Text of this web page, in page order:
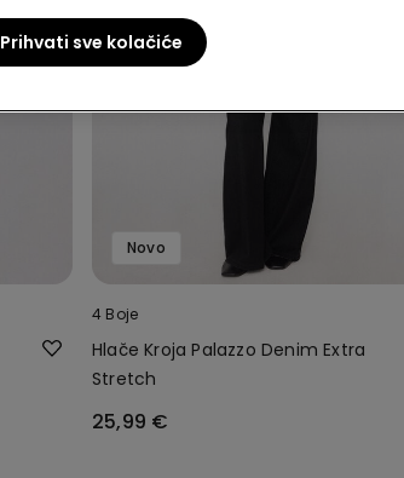
Novo
4 Boje
Hlače Kroja Palazzo Denim Extra
Stretch
25,99 €
Prihvati sve kolačiće